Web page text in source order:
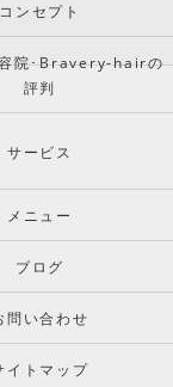
コンセプト
院･Bravery-hairの
評判
サービス
メニュー
ブログ
問い合わせ
イトマップ